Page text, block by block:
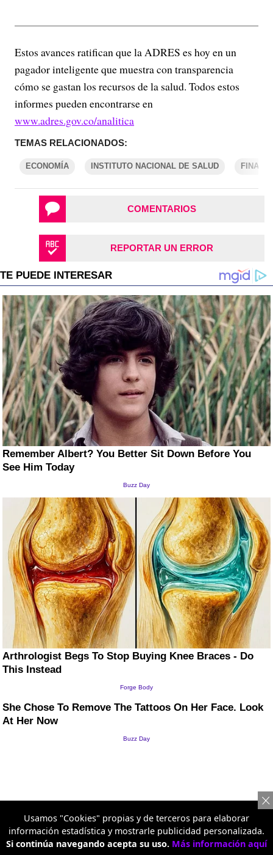
Estos avances ratifican que la ADRES es hoy en un
pagador inteligente que muestra con transparencia
cómo se gastan los recursos de la salud. Todos estos
informes pueden encontrarse en
www.adres.gov.co/analitica
TEMAS RELACIONADOS:
ECONOMÍA INSTITUTO NACIONAL DE SALUD
COMENTARIOS
REPORTAR UN ERROR
Usamos "Cookies" propias y de terceros para elaborar
información estadística y mostrarle publicidad personalizada.
Si continúa navegando acepta su uso. Más información aquí